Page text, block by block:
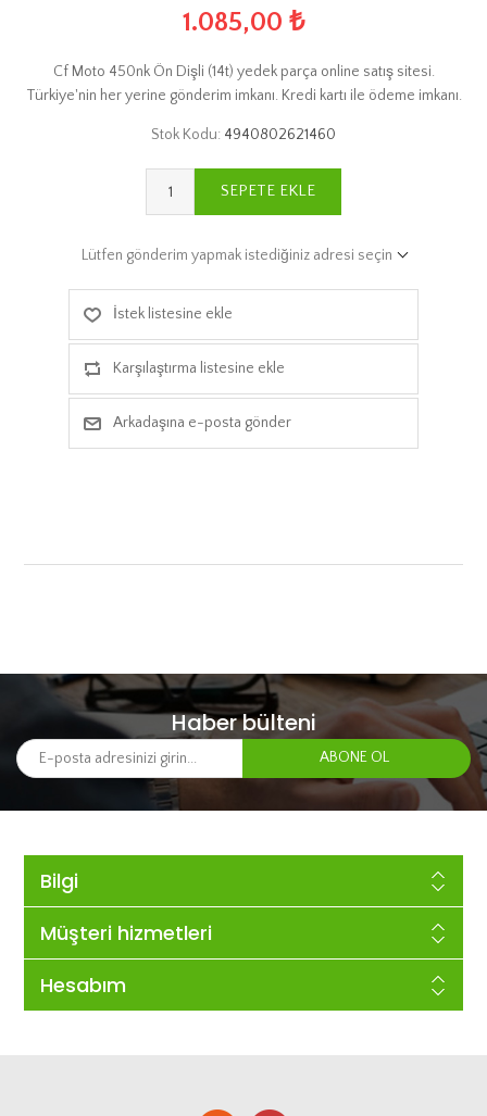
1.085,00 ₺
Cf Moto 450nk Ön Dişli (14t) yedek parça online satış sitesi.
Türkiye'nin her yerine gönderim imkanı. Kredi kartı ile ödeme imkanı.
Stok Kodu: 4940802621460
SEPETE EKLE
Lütfen gönderim yapmak istediğiniz adresi seçin
İstek listesine ekle
Karşılaştırma listesine ekle
Arkadaşına e-posta gönder
Haber bülteni
Bilgi
Müşteri hizmetleri
Hesabım